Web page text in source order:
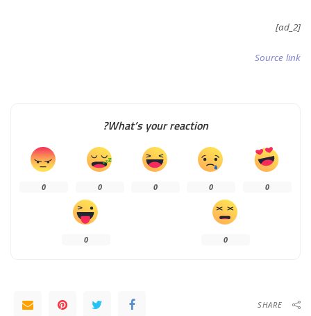
[ad_2]
Source link
What’s your reaction?
0
0
0
0
0
0
0
SHARE